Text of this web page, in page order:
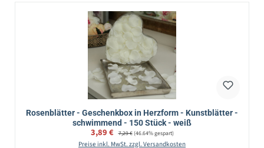
Rosenblätter - Geschenkbox in Herzform - Kunstblätter -
schwimmend - 150 Stück - weiß
Verkaufspreis:
3,89 € Regulärer Preis:
7,29 €(46.64% gespart)
Preise inkl. MwSt. zzgl. Versandkosten